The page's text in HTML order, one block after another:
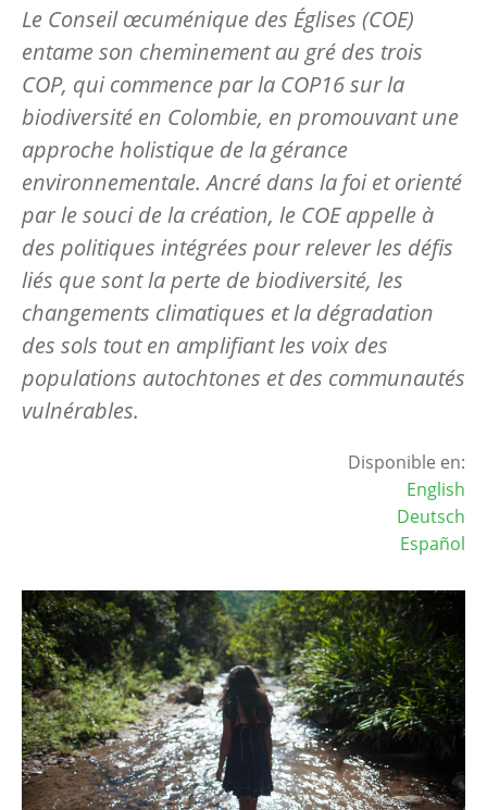
Le Conseil œcuménique des Églises (COE)
entame son cheminement au gré des trois
COP, qui commence par la COP16 sur la
biodiversité en Colombie, en promouvant une
approche holistique de la gérance
environnementale. Ancré dans la foi et orienté
par le souci de la création, le COE appelle à
des politiques intégrées pour relever les défis
liés que sont la perte de biodiversité, les
changements climatiques et la dégradation
des sols tout en amplifiant les voix des
populations autochtones et des communautés
vulnérables.
Disponible en:
English
Deutsch
Español
Image